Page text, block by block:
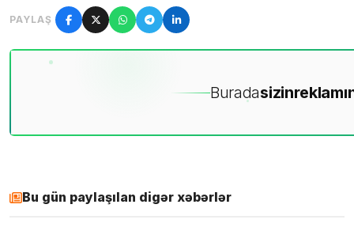
PAYLAŞ
Buradasizin
Bu gün paylaşılan digər xəbərlər